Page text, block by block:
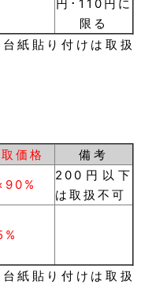
円･110円に
限る
紙貼り付けは取扱
価格
備考
200円以下
は取扱不可
紙貼り付けは取扱